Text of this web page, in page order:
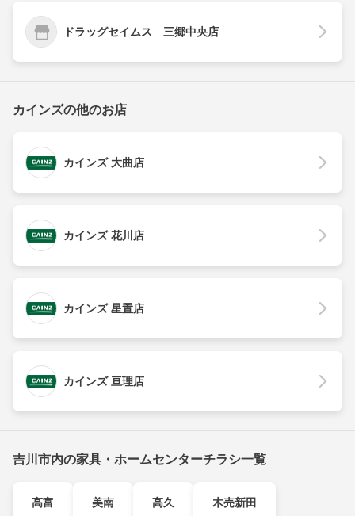
ドラッグセイムス 三郷中央店
カインズの他のお店
カインズ 大曲店
カインズ 花川店
カインズ 星置店
カインズ 亘理店
吉川市内の家具・ホームセンターチラシ一覧
高富 美南 高久 木売新田